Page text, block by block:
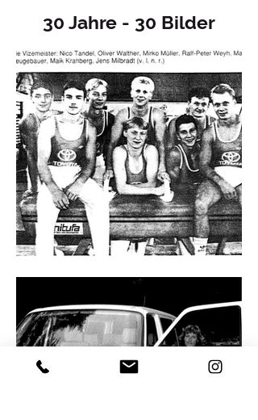
30 Jahre - 30 Bilder